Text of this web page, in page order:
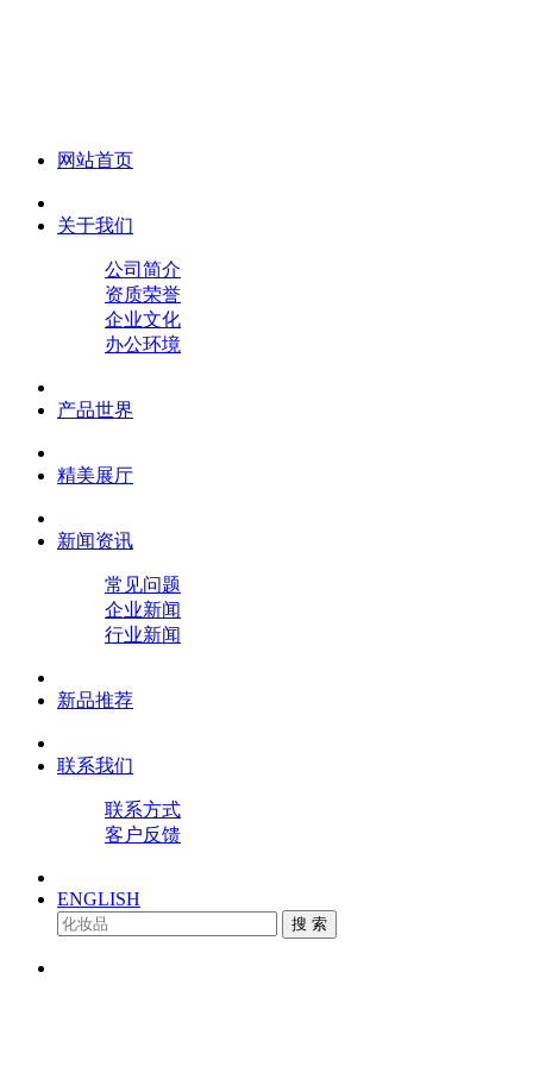
网站首页
关于我们
公司简介
资质荣誉
企业文化
办公环境
产品世界
精美展厅
新闻资讯
常见问题
企业新闻
行业新闻
新品推荐
联系我们
联系方式
客户反馈
ENGLISH